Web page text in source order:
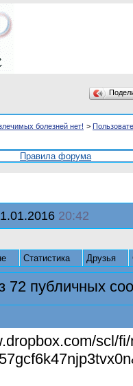
болезней нет! >
Правила форума
20:42
Статистика Друзья
72 публичных
scl/